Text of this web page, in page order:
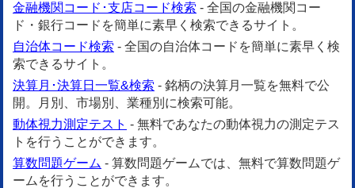
金融機関コード･支店コード検索 - 全国の金融機関コー
ド・銀行コードを簡単に素早く検索できるサイト。
自治体コード検索 - 全国の自治体コードを簡単に素早く検
索できるサイト。
決算月･決算日一覧&検索 - 銘柄の決算月一覧を無料で公
開。月別、市場別、業種別に検索可能。
動体視力測定テスト - 無料であなたの動体視力の測定テス
トを行うことができます。
算数問題ゲーム - 算数問題ゲームでは、無料で算数問題ゲ
ームを行うことができます。